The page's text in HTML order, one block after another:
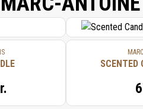
SCENTED